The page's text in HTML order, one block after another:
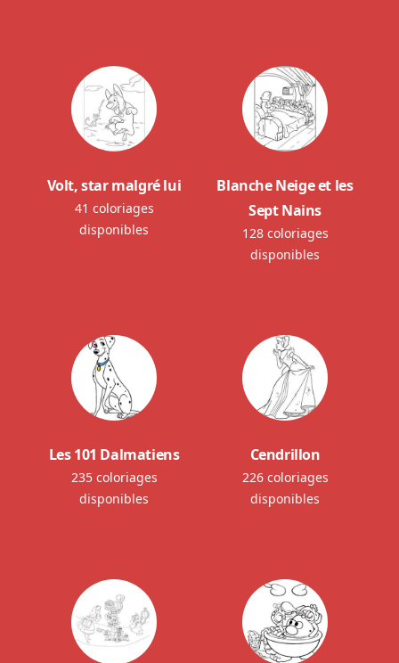
Volt, star malgré lui
41 coloriages
disponibles
Blanche Neige et les
Sept Nains
128 coloriages
disponibles
Les 101 Dalmatiens
235 coloriages
disponibles
Cendrillon
226 coloriages
disponibles